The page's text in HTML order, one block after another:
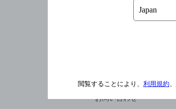
Q&A
お問い合わせ
閲覧することにより、 利用規約